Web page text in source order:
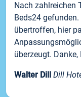
Nach zahlreichen
Beds24
übertroffen, hier
überzeugt. Danke,
Walter Dill Dill